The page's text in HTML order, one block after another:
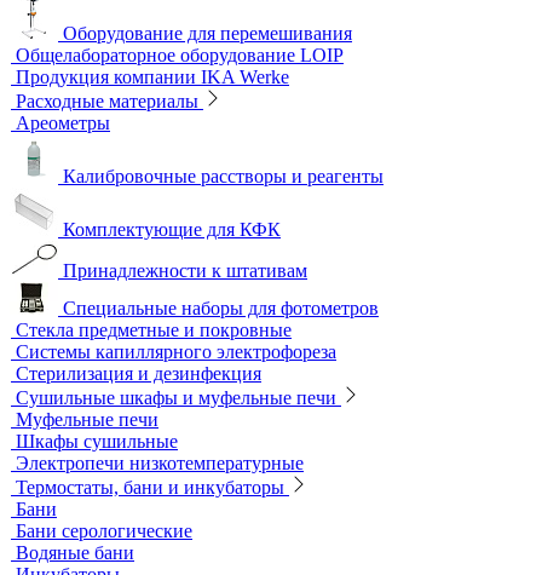
Аспираторы
Пробоотборники
Сорбционные трубки
Оборудование для перемешивания
Общелабораторное оборудование LOIP
Продукция компании IKA Werke
Расходные материалы
Ареометры
Калибровочные расстворы и реагенты
Комплектующие для КФК
Принадлежности к штативам
Специальные наборы для фотометров
Стекла предметные и покровные
Системы капиллярного электрофореза
Стерилизация и дезинфекция